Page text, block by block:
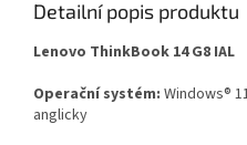
Detailní popis produktu
Lenovo ThinkBook 14 G8 IAL
Operační systém: Windows®
anglicky